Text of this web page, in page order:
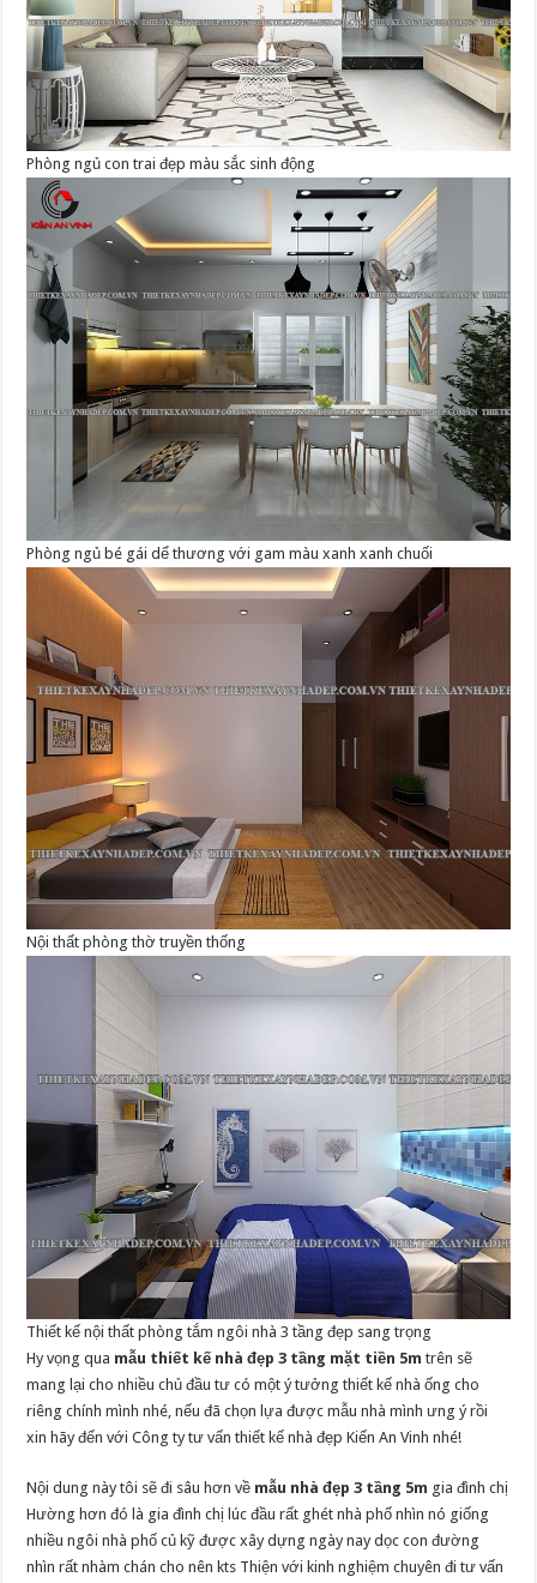
Phòng ngủ con trai đẹp màu sắc sinh động
Phòng ngủ bé gái dể thương với gam màu xanh xanh chuối
Nội thất phòng thờ truyền thống
Thiết kế nội thất phòng tắm ngôi nhà 3 tầng đẹp sang trọng
Hy vọng qua mẫu thiết kế nhà đẹp 3 tầng mặt tiền 5m trên sẽ
mang lại cho nhiều chủ đầu tư có một ý tưởng thiết kế nhà ống cho
riêng chính mình nhé, nếu đã chọn lựa được mẫu nhà mình ưng ý rồi
xin hãy đến với Công ty tư vấn thiết kế nhà đẹp Kiến An Vinh nhé!
Nội dung này tôi sẽ đi sâu hơn về mẫu nhà đẹp 3 tầng 5m gia đình chị
Hường hơn đó là gia đình chị lúc đầu rất ghét nhà phố nhìn nó giống
nhiều ngôi nhà phố củ kỹ được xây dựng ngày nay dọc con đường
nhìn rất nhàm chán cho nên kts Thiện với kinh nghiệm chuyên đi tư vấn